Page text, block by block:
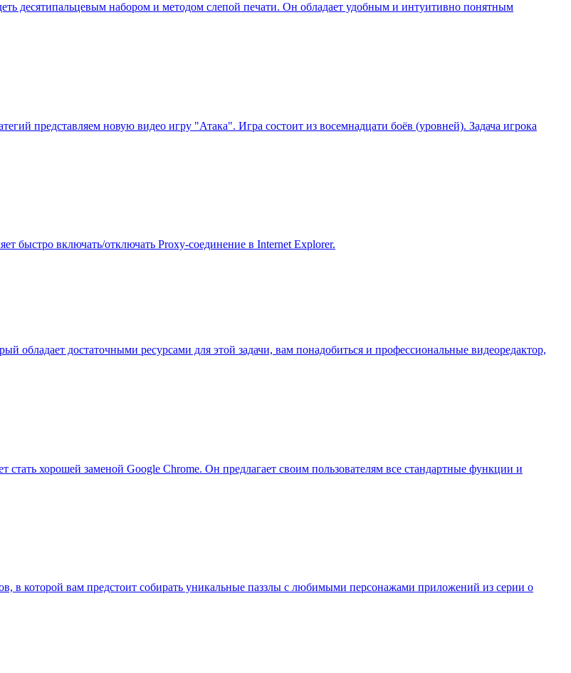
десятипальцевым набором и методом слепой печати. Он обладает удобным и интуитивно понятным
представляем новую видео игру "Атака". Игра состоит из восемнадцати боёв (уровней). Задача игрока
быстро включать/отключать Proxy-соединение в Internet Explorer.
достаточными ресурсами для этой задачи, вам понадобиться и профессиональные видеоредактор,
хорошей заменой Google Chrome. Он предлагает своим пользователям все стандартные функции и
в которой вам предстоит собирать уникальные паззлы с любимыми персонажами приложений из серии о